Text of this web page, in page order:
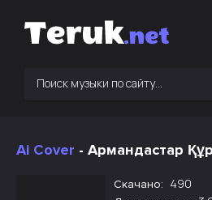
Ai Cover - Армандастар
Скачано: 490